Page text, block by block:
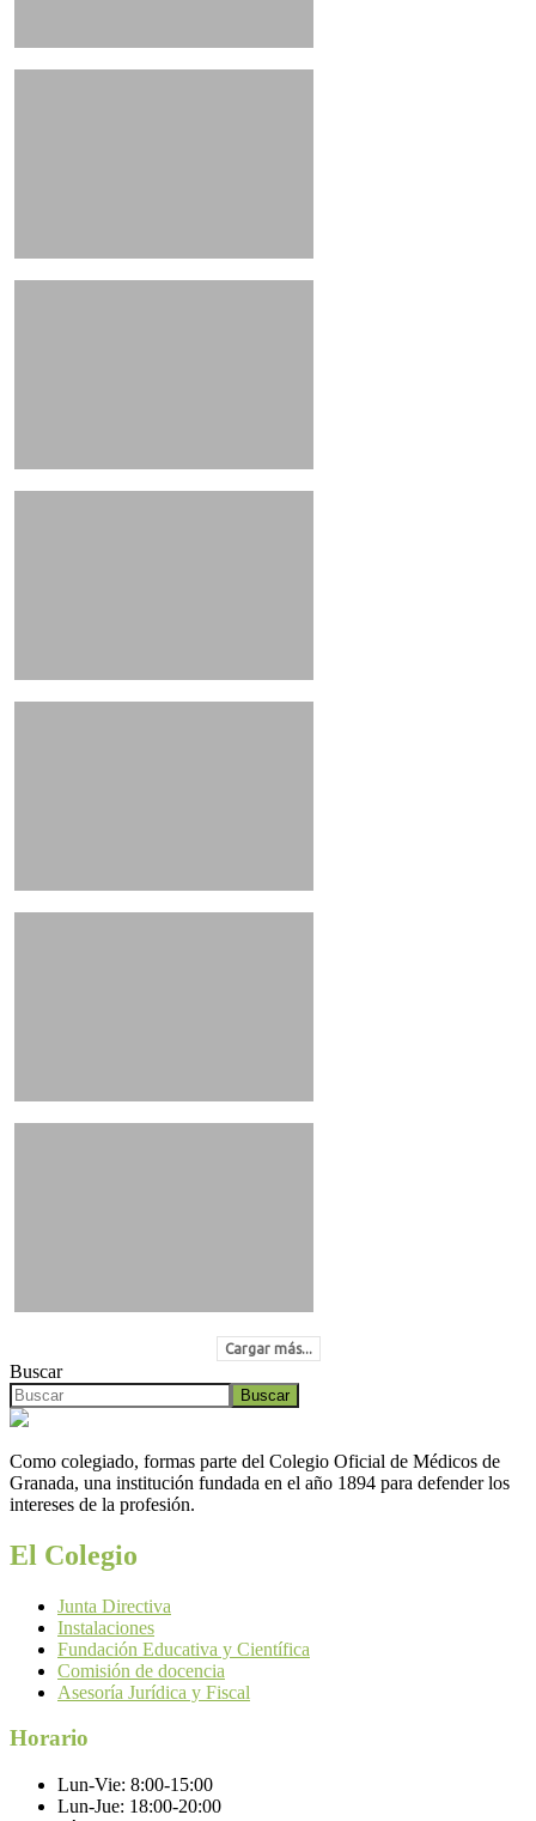
Cargar más...
Buscar
Buscar
Como colegiado, formas parte del Colegio Oficial de Médicos de
Granada, una institución fundada en el año 1894 para defender los
intereses de la profesión.
El Colegio
Junta Directiva
Instalaciones
Fundación Educativa y Científica
Comisión de docencia
Asesoría Jurídica y Fiscal
Horario
Lun-Vie: 8:00-15:00
Lun-Jue: 18:00-20:00